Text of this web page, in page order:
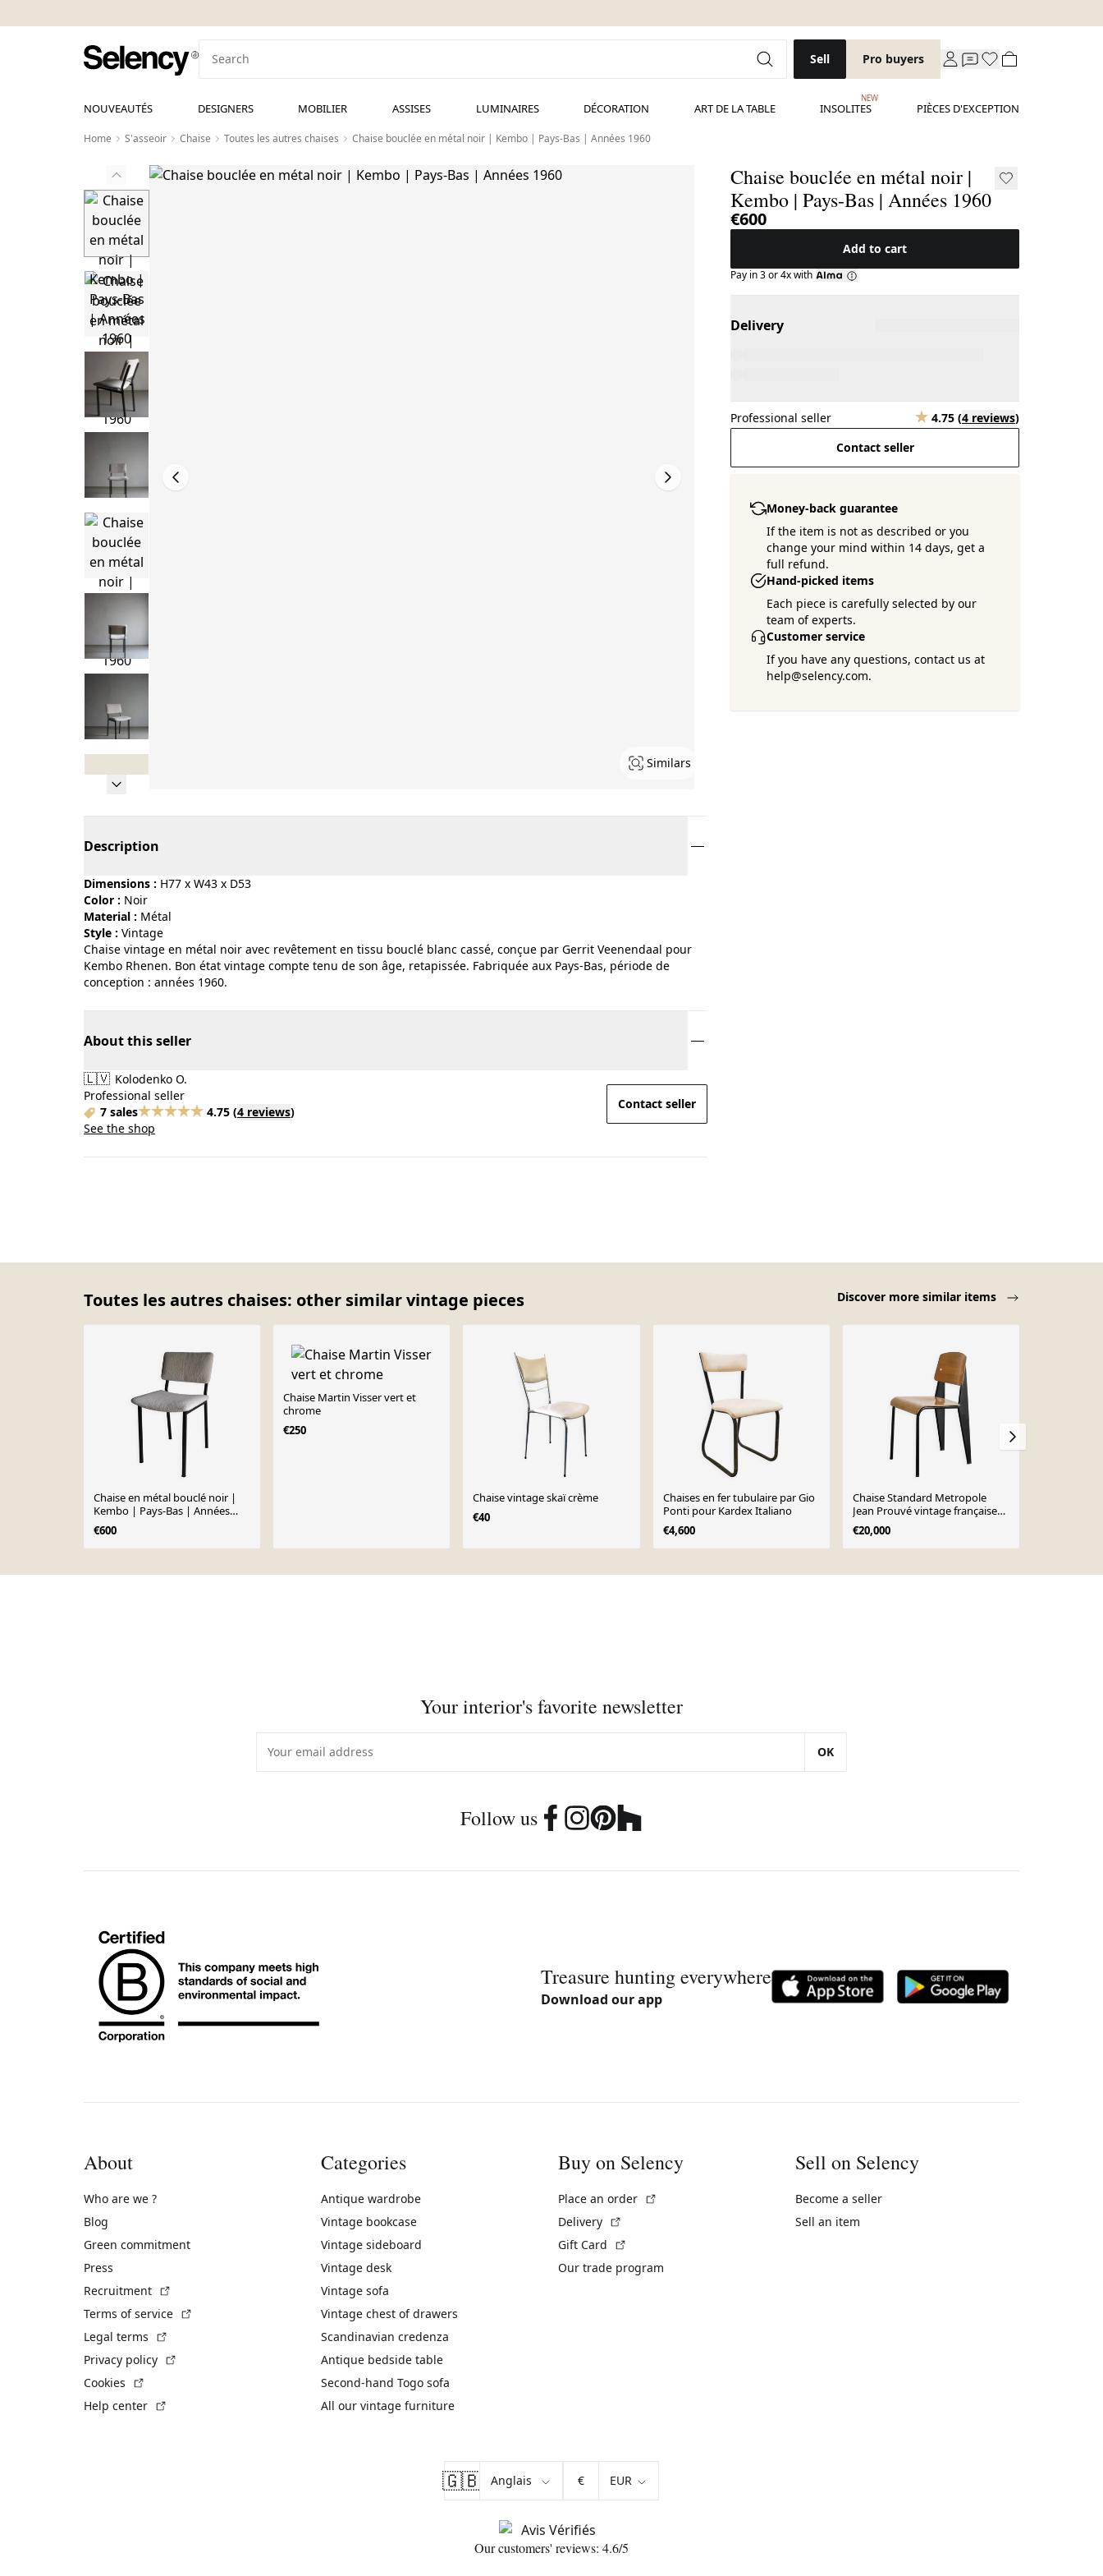
Sell Pro buyers
NOUVEAUTÉS DESIGNERS MOBILIER ASSISES LUMINAIRES DÉCORATION ART DE LA TABLE INSOLITES
NEW
PIÈCES D'EXCEPTION
Home S'asseoir Chaise Toutes les autres chaises Chaise bouclée en métal noir | Kembo | Pays-Bas | Années 1960
Similars
Chaise bouclée en métal noir |
Kembo | Pays-Bas | Années 1960
€600
Add to cart
Pay in 3 or 4x with
Delivery
Professional seller 4.75 (4 reviews)
Contact seller
Money-back guarantee
If the item is not as described or you
change your mind within 14 days, get a
full refund.
Hand-picked items
Each piece is carefully selected by our
team of experts.
Customer service
If you have any questions, contact us at
help@selency.com.
Description
Dimensions : H77 x W43 x D53
Color :
noir
Material :
métal
Style :
vintage
Chaise vintage en métal noir avec revêtement en tissu bouclé blanc cassé, conçue par Gerrit Veenendaal pour
Kembo Rhenen. Bon état vintage compte tenu de son âge, retapissée. Fabriquée aux Pays-Bas, période de
conception : années 1960.
About this seller
🇱🇻 Kolodenko O.
Professional seller
7 sales
4.75 (4 reviews)
See the shop
Contact seller
Toutes les autres chaises: other similar vintage pieces Discover more similar items
Chaise en métal bouclé noir |
Kembo | Pays-Bas | Années
1960
€600
Chaise Martin Visser vert et
chrome
€250
Chaise vintage skaï crème
€40
Chaises en fer tubulaire par Gio
Ponti pour Kardex Italiano
€4,600
Chaise Standard Metropole
Jean Prouvé vintage française
des années 1950
€20,000
Your interior's favorite newsletter
OK
Follow us
Treasure hunting everywhere
Download our app
About
Who are we ?
Blog
Green commitment
Press
Recruitment
Terms of service
Legal terms
Privacy policy
Cookies
Help center
Categories
Antique wardrobe
Vintage bookcase
Vintage sideboard
Vintage desk
Vintage sofa
Vintage chest of drawers
Scandinavian credenza
Antique bedside table
Second-hand Togo sofa
All our vintage furniture
Buy on Selency
Place an order
Delivery
Gift Card
Our trade program
Sell on Selency
Become a seller
Sell an item
🇬🇧 €
Our customers' reviews: 4.6/5